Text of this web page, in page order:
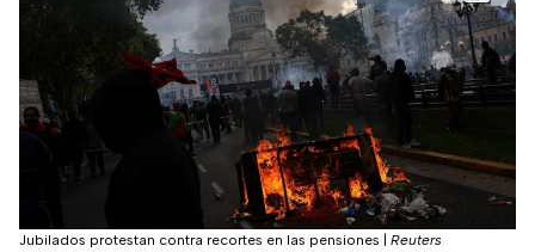
Jubilados protestan contra recortes en las pensiones Reuters